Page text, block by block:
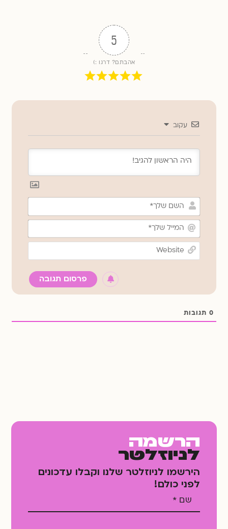
5
אהבתם? דרגו :)
עקוב
0 תגובות
הרשמה
לניוזלטר
הירשמו לניוזלטר שלנו וקבלו עדכונים
לפני כולם!